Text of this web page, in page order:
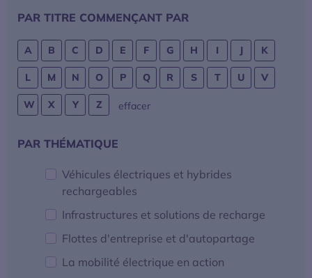
La mobilité électrique
Actualités
Baromètres
FILTRER
PAR TITRE COMMENÇANT PAR
A B C D E F G H I J K
L M N O P Q R S T U V
W X Y Z effacerla sélection
FILTRER
PAR THÉMATIQUE
Véhicules électriques et hybrides
rechargeables
Infrastructures et solutions de recharge
Flottes d'entreprise et d'autopartage
La mobilité électrique en action